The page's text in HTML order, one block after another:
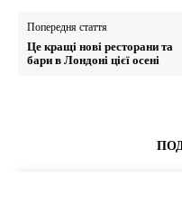
Попередня стаття
Це кращі нові ресторани та
бари в Лондоні цієї осені